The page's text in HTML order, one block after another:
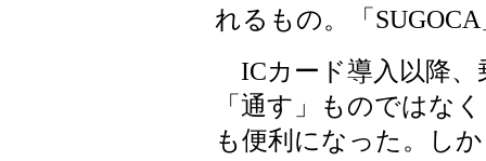
れるもの。「
ICカード導入以降、
「通す」ものではな
も便利になった。し